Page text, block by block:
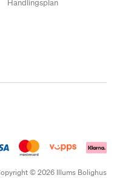
Handlingsplan
© 2026 Illums Bolighus